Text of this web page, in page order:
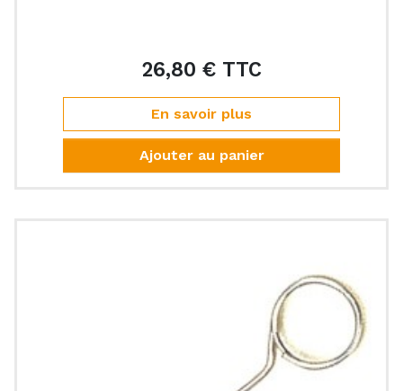
26,80 € TTCPrix
En savoir plus
Ajouter au panier